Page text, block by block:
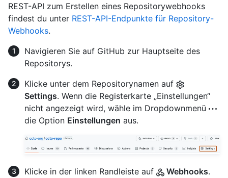
REST-API zum Erstellen eines Repositorywebhooks
findest du unter REST-API-Endpunkte für Repository-
Webhooks.
Navigieren Sie auf GitHub zur Hauptseite des
Repositorys.
Klicke unter dem Repositorynamen auf
Settings. Wenn die Registerkarte „Einstellungen“
nicht angezeigt wird, wähle im Dropdownmenü
die Option Einstellungen aus.
Klicke in der linken Randleiste auf Webhooks.